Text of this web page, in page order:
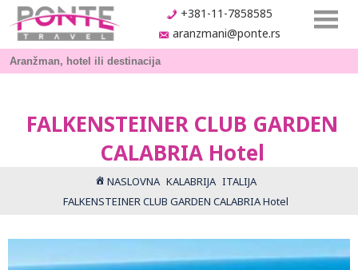
+381-11-7858585
aranzmani@ponte.rs
FALKENSTEINER CLUB GARDEN
CALABRIA Hotel
NASLOVNA KALABRIJA ITALIJA
FALKENSTEINER CLUB GARDEN CALABRIA Hotel